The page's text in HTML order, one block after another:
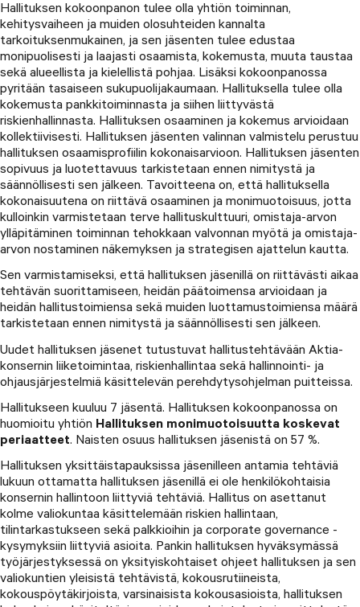
Hallituksen kokoonpanon tulee olla yhtiön toiminnan,
kehitysvaiheen ja muiden olosuhteiden kannalta
tarkoituksenmukainen, ja sen jäsenten tulee edustaa
monipuolisesti ja laajasti osaamista, kokemusta, muuta taustaa
sekä alueellista ja kielellistä pohjaa. Lisäksi kokoonpanossa
pyritään tasaiseen sukupuolijakaumaan. Hallituksella tulee olla
kokemusta pankkitoiminnasta ja siihen liittyvästä
riskienhallinnasta. Hallituksen osaaminen ja kokemus arvioidaan
kollektiivisesti. Hallituksen jäsenten valinnan valmistelu perustuu
hallituksen osaamisprofiilin kokonaisarvioon. Hallituksen jäsenten
sopivuus ja luotettavuus tarkistetaan ennen nimitystä ja
säännöllisesti sen jälkeen. Tavoitteena on, että hallituksella
kokonaisuutena on riittävä osaaminen ja monimuotoisuus, jotta
kulloinkin varmistetaan terve hallituskulttuuri, omistaja-arvon
ylläpitäminen toiminnan tehokkaan valvonnan myötä ja omistaja-
arvon nostaminen näkemyksen ja strategisen ajattelun kautta.
Sen varmistamiseksi, että hallituksen jäsenillä on riittävästi aikaa
tehtävän suorittamiseen, heidän päätoimensa arvioidaan ja
heidän hallitustoimiensa sekä muiden luottamustoimiensa määrä
tarkistetaan ennen nimitystä ja säännöllisesti sen jälkeen.
Uudet hallituksen jäsenet tutustuvat hallitustehtävään Aktia-
konsernin liiketoimintaa, riskienhallintaa sekä hallinnointi- ja
ohjausjärjestelmiä käsittelevän perehdytysohjelman puitteissa.
Hallitukseen kuuluu 7 jäsentä. Hallituksen kokoonpanossa on
huomioitu yhtiön Hallituksen monimuotoisuutta koskevat
periaatteet. Naisten osuus hallituksen jäsenistä on 57 %.
Hallituksen yksittäistapauksissa jäsenilleen antamia tehtäviä
lukuun ottamatta hallituksen jäsenillä ei ole henkilökohtaisia
konsernin hallintoon liittyviä tehtäviä. Hallitus on asettanut
kolme valiokuntaa käsittelemään riskien hallintaan,
tilintarkastukseen sekä palkkioihin ja corporate governance -
kysymyksiin liittyviä asioita. Pankin hallituksen hyväksymässä
työjärjestyksessä on yksityiskohtaiset ohjeet hallituksen ja sen
valiokuntien yleisistä tehtävistä, kokousrutiineista,
kokouspöytäkirjoista, varsinaisista kokousasioista, hallituksen